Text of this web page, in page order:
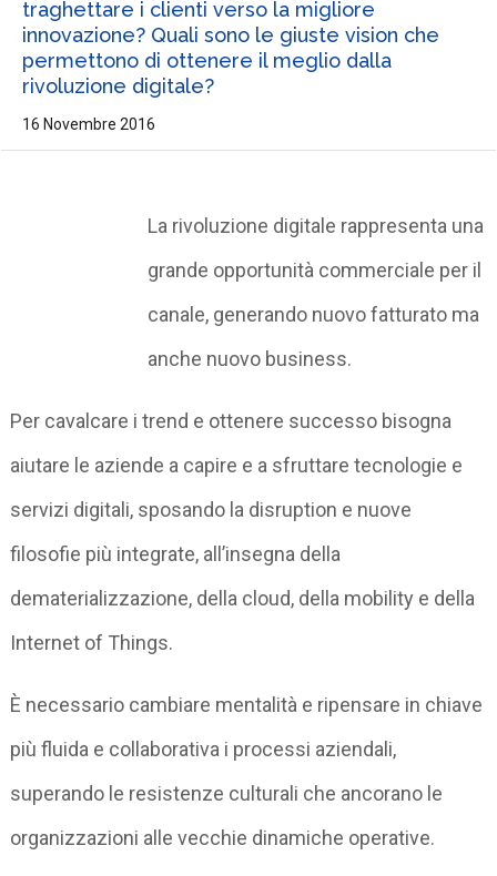
traghettare i clienti verso la migliore
innovazione? Quali sono le giuste vision che
permettono di ottenere il meglio dalla
rivoluzione digitale?
16 Novembre 2016
La rivoluzione digitale rappresenta una
grande opportunità commerciale per il
canale, generando nuovo fatturato ma
anche nuovo business.
Per cavalcare i trend e ottenere successo bisogna
aiutare le aziende a capire e a sfruttare tecnologie e
servizi digitali, sposando la disruption e nuove
filosofie più integrate, all’insegna della
dematerializzazione, della cloud, della mobility e della
Internet of Things.
È necessario cambiare mentalità e ripensare in chiave
più fluida e collaborativa i processi aziendali,
superando le resistenze culturali che ancorano le
organizzazioni alle vecchie dinamiche operative.